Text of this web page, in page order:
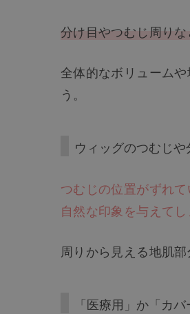
分け目やつむじ周り
全体的なボリューム
う。
ウィッグのつむじ
つむじの位置がずれ
自然な印象を与えてし
周りから見える地肌部
「医療用」か「カ